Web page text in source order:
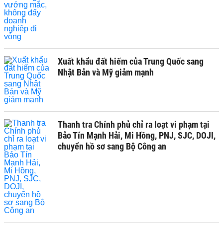
Xuất khẩu đất hiếm của Trung Quốc sang
Nhật Bản và Mỹ giảm mạnh
Thanh tra Chính phủ chỉ ra loạt vi phạm tại
Bảo Tín Mạnh Hải, Mi Hồng, PNJ, SJC, DOJI,
chuyển hồ sơ sang Bộ Công an